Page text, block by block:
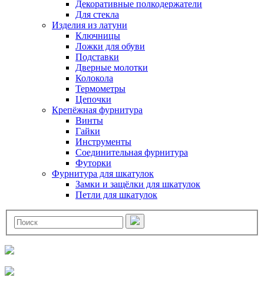
Декоративные полкодержатели
Для стекла
Изделия из латуни
Ключницы
Ложки для обуви
Подставки
Дверные молотки
Колокола
Термометры
Цепочки
Крепёжная фурнитура
Винты
Гайки
Инструменты
Соединительная фурнитура
Футорки
Фурнитура для шкатулок
Замки и защёлки для шкатулок
Петли для шкатулок